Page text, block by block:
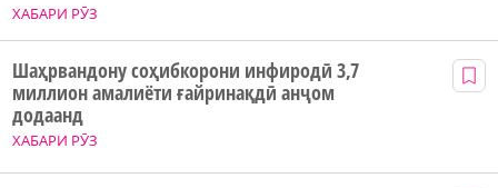
ХАБАРИ РӮЗ
ХАБАРИ РӮЗ
Шаҳрвандону соҳибкорони инфиродӣ 3,7
миллион амалиёти ғайринақдӣ анҷом
додаанд